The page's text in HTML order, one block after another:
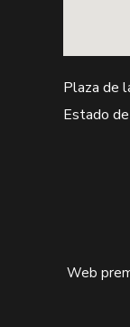
Plaza de
Estado
Web